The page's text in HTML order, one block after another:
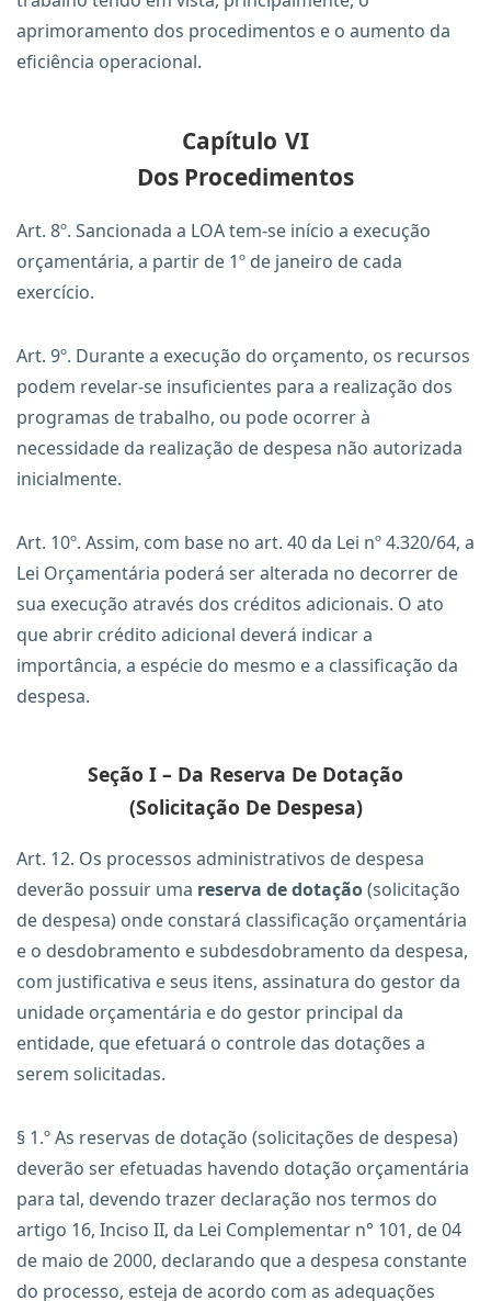
aprimoramento dos procedimentos e o aumento da
eficiência operacional.
Capítulo VI
Dos Procedimentos
Art. 8º. Sancionada a LOA tem-se início a execução
orçamentária, a partir de 1º de janeiro de cada
exercício.
Art. 9º. Durante a execução do orçamento, os recursos
podem revelar-se insuficientes para a realização dos
programas de trabalho, ou pode ocorrer à
necessidade da realização de despesa não autorizada
inicialmente.
Art. 10º. Assim, com base no art. 40 da Lei nº 4.320/64, a
Lei Orçamentária poderá ser alterada no decorrer de
sua execução através dos créditos adicionais. O ato
que abrir crédito adicional deverá indicar a
importância, a espécie do mesmo e a classificação da
despesa.
Seção I – Da Reserva De Dotação
(Solicitação De Despesa)
Art. 12. Os processos administrativos de despesa
deverão possuir uma reserva de dotação(solicitação
de despesa) onde constará classificação orçamentária
e o desdobramento e subdesdobramento da despesa,
com justificativa e seus itens, assinatura do gestor da
unidade orçamentária e do gestor principal da
entidade, que efetuará o controle das dotações a
serem solicitadas.
§ 1.º As reservas de dotação (solicitações de despesa)
deverão ser efetuadas havendo dotação orçamentária
para tal, devendo trazer declaração nos termos do
artigo 16, Inciso II, da Lei Complementar n° 101, de 04
de maio de 2000, declarando que a despesa constante
do processo, esteja de acordo com as adequações